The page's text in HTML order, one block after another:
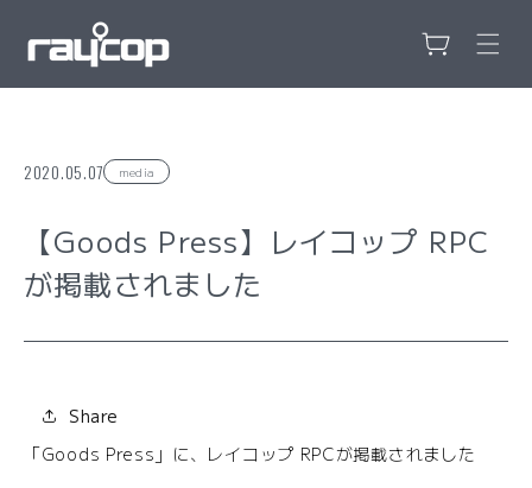
コンテンツ
ー
2020.05.07 media
【Goods Press】レイコップ RPC
が掲載されました
Share
「Goods Press」に、レイコップ RPCが掲載されました